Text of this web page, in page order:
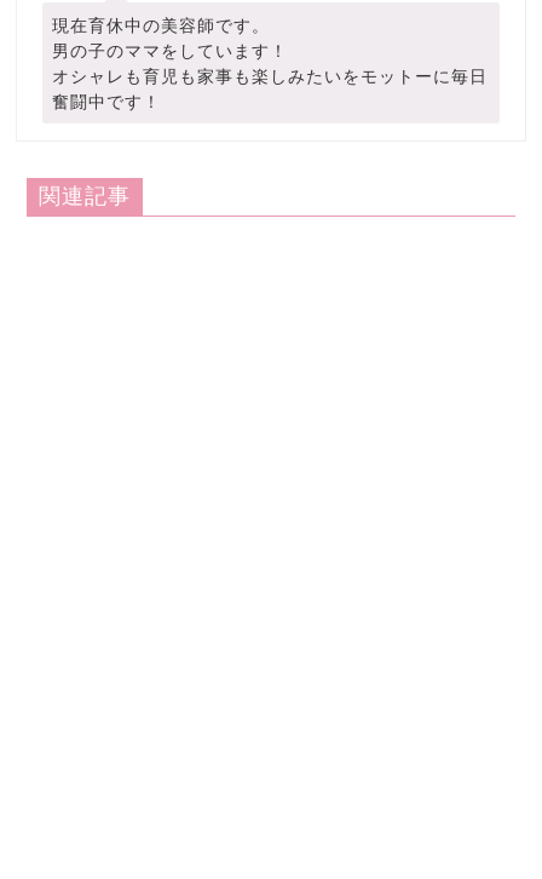
現在育休中の美容師です。
男の子のママをしています！
オシャレも育児も家事も楽しみたいをモットーに毎日
奮闘中です！
関連記事